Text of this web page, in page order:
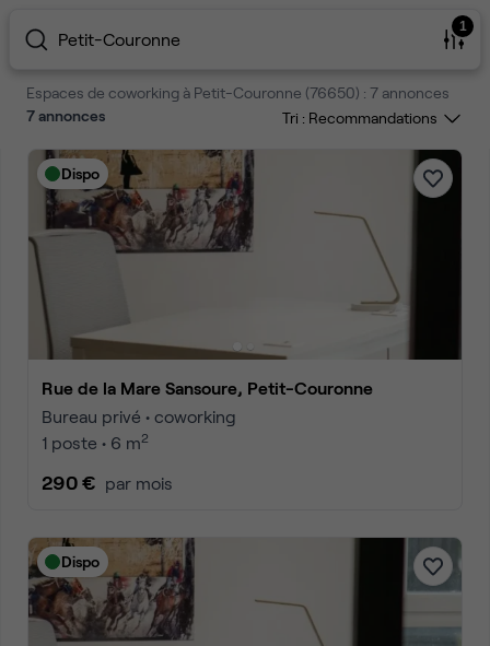
Petit-Couronne
1
Espaces de coworking à Petit-Couronne (76650) : 7 annonces
7annonces Tri :
Dispo
Rue de la Mare Sansoure, Petit-Couronne
Bureau privé • coworking
1 poste • 6 m2
290 € par mois
Dispo